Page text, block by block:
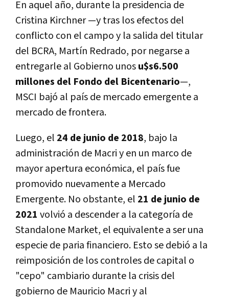
En aquel año, durante la presidencia de
Cristina Kirchner —y tras los efectos del
conflicto con el campo y la salida del titular
del BCRA, Martín Redrado, por negarse a
entregarle al Gobierno unosu$s6.500
millones del Fondo del Bicentenario—,
MSCI bajó al país de mercado emergente a
mercado de frontera.
Luego, el 24 de junio de 2018, bajo la
administración de Macri y en un marco de
mayor apertura económica, el país fue
promovido nuevamente a Mercado
Emergente. No obstante, el 21 de junio de
2021 volvió a descender a la categoría de
Standalone Market, el equivalente a ser una
especie de paria financiero. Esto se debió a la
reimposición de los controles de capital o
"cepo" cambiario durante la crisis del
gobierno de Mauricio Macri y al